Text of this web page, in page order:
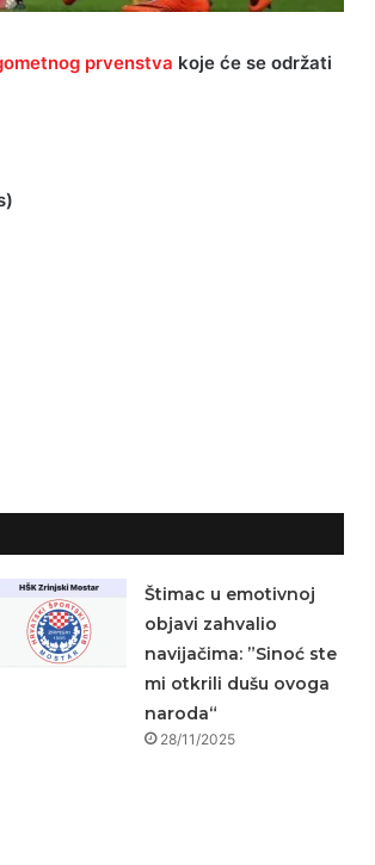
prvenstva koje će se održati
Štimac u emotivnoj
objavi zahvalio
navijačima: ”Sinoć ste
mi otkrili dušu ovoga
naroda“
28/11/2025